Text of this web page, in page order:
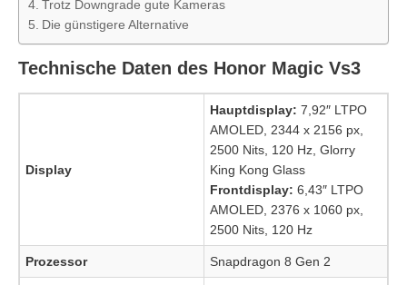
Trotz Downgrade gute Kameras
Die günstigere Alternative
Technische Daten des Honor Magic Vs3
Display
Hauptdisplay: 7,92″ LTPO
AMOLED, 2344 x 2156 px,
2500 Nits, 120 Hz, Glorry
King Kong Glass
Frontdisplay: 6,43″ LTPO
AMOLED, 2376 x 1060 px,
2500 Nits, 120 Hz
Prozessor Snapdragon 8 Gen 2